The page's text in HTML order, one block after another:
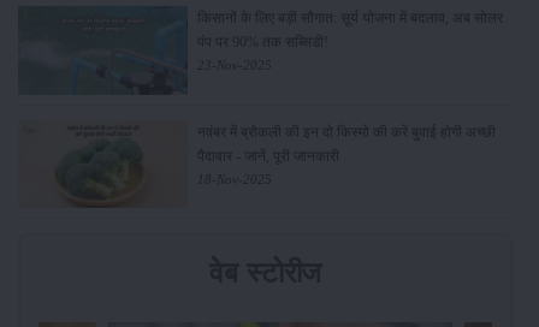
किसानों के लिए बड़ी सौगात: सूर्य योजना में बदलाव, अब सोलर
पंप पर 90% तक सब्सिडी!
23-Nov-2025
नवंबर में ब्रोकली की इन दो किस्मो की करें बुवाई होगी अच्छी
पैदावार - जानें, पूरी जानकारी
18-Nov-2025